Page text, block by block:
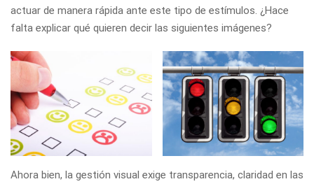
actuar de manera rápida ante este tipo de estímulos. ¿Hace
falta explicar qué quieren decir las siguientes imágenes?
Ahora bien, la gestión visual exige transparencia, claridad en las